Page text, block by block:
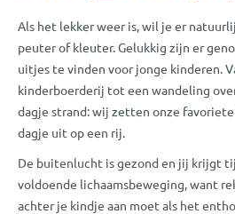
Als het lekker weer is, wil je er
peuter of kleuter. Gelukkig zijn er
uitjes te vinden voor jonge kinderen.
kinderboerderij tot een wandeling
dagje strand: wij zetten onze
dagje uit op een rij.
De buitenlucht is gezond en jij krijgt
voldoende lichaamsbeweging, want
achter je kindje aan moet als het